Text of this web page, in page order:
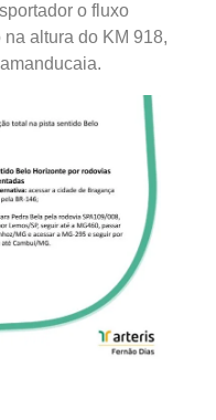
o fluxo
altura do KM 918,